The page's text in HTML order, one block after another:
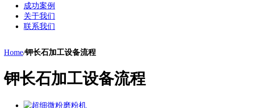
成功案例
关于我们
联系我们
Home/钾长石加工设备流程
钾长石加工设备流程